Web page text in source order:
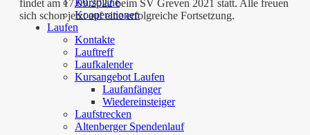
Kurspläne
Kooperationen
Laufen
Kontakte
Lauftreff
Laufkalender
Kursangebot Laufen
Laufanfänger
Wiedereinsteiger
Laufstrecken
Altenberger Spendenlauf
findet am 17.09.2022 beim SV Greven 2021 statt. Alle freuen
sich schon jetzt auf eine erfolgreiche Fortsetzung.